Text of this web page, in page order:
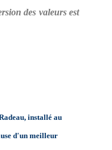
des valeurs est
installé au
d'un meilleur